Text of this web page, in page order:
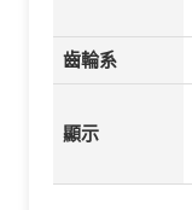
齒輪系
顯示